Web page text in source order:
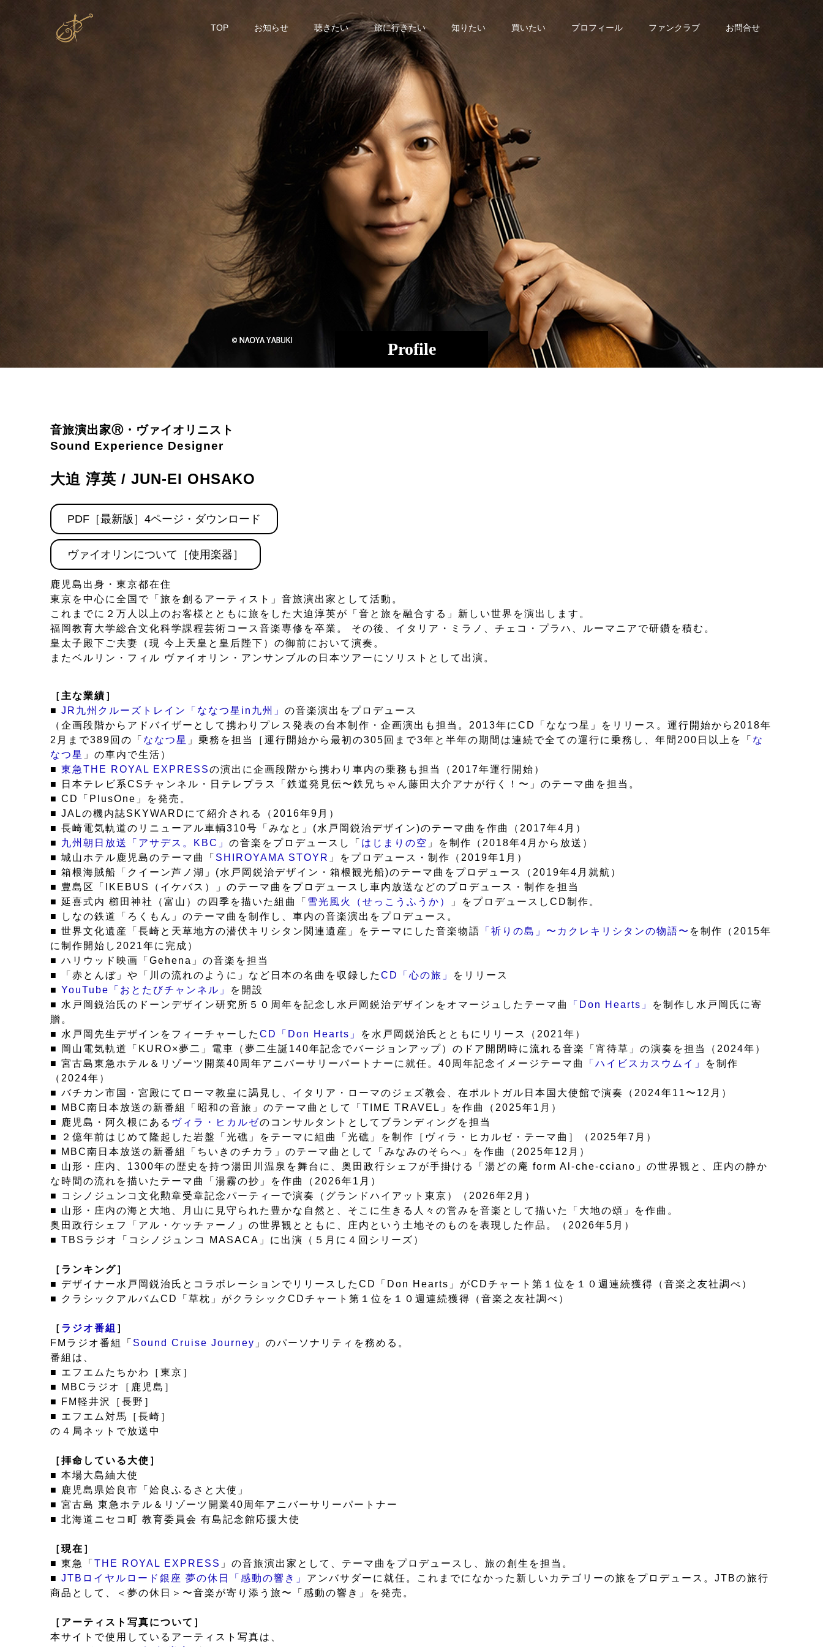
TOP お知らせ 聴きたい 旅に行きたい 知りたい 買いたい プロフィール ファンクラブ お問合せ
Profile
音旅演出家Ⓡ・ヴァイオリニスト
Sound Experience Designer
大迫 淳英 / JUN-EI OHSAKO
PDF［最新版］4ページ・ダウンロード
ヴァイオリンについて［使用楽器］
鹿児島出身・東京都在住
東京を中心に全国で「旅を創るアーティスト」音旅演出家として活動。
これまでに２万人以上のお客様とともに旅をした大迫淳英が「音と旅を融合する」新しい世界を演出します。
福岡教育大学総合文化科学課程芸術コース音楽専修を卒業。 その後、イタリア・ミラノ、チェコ・プラハ、ルーマニアで研鑽を積む。
皇太子殿下ご夫妻（現 今上天皇と皇后陛下）の御前において演奏。
またベルリン・フィル ヴァイオリン・アンサンブルの日本ツアーにソリストとして出演。
［主な業績］
■ JR九州クルーズトレイン「ななつ星in九州」 の音楽演出をプロデュース
（企画段階からアドバイザーとして携わりプレス発表の台本制作・企画演出も担当。2013年にCD「ななつ星」をリリース。運行開始から2018年
2月まで389回の「 ななつ星 」乗務を担当［運行開始から最初の305回まで3年と半年の期間は連続で全ての運行に乗務し、年間200日以上を「 な
なつ星 」の車内で生活）
■ 東急THE ROYAL EXPRESSの演出に企画段階から携わり車内の乗務も担当（2017年運行開始）
■ 日本テレビ系CSチャンネル・日テレプラス「鉄道発見伝〜鉄兄ちゃん藤田大介アナが行く！〜」のテーマ曲を担当。
■ CD「PlusOne」を発売。
■ JALの機内誌SKYWARDにて紹介される（2016年9月）
■ 長崎電気軌道のリニューアル車輌310号「みなと」(水戸岡鋭治デザイン)のテーマ曲を作曲（2017年4月）
■ 九州朝日放送「アサデス。KBC」 の音楽をプロデュースし「 はじまりの空 」を制作（2018年4月から放送）
■ 城山ホテル鹿児島のテーマ曲「 SHIROYAMA STOYR 」をプロデュース・制作（2019年1月）
■ 箱根海賊船「クイーン芦ノ湖」(水戸岡鋭治デザイン・箱根観光船)のテーマ曲をプロデュース（2019年4月就航）
■ 豊島区「IKEBUS（イケバス）」のテーマ曲をプロデュースし車内放送などのプロデュース・制作を担当
■ 延喜式内 櫛田神社（富山）の四季を描いた組曲「 雪光風火（せっこうふうか）
」をプロデュースしCD制作。
■ しなの鉄道「ろくもん」のテーマ曲を制作し、車内の音楽演出をプロデュース。
■ 世界文化遺産「長崎と天草地方の潜伏キリシタン関連遺産」をテーマにした音楽物語
「祈りの島」〜カクレキリシタンの物語〜 を制作（2015年
に制作開始し2021年に完成）
■ ハリウッド映画「Gehena」の音楽を担当
■ 「赤とんぼ」や「川の流れのように」など日本の名曲を収録した CD「心の旅」
をリリース
■ YouTube「おとたびチャンネル」
を開設
■ 水戸岡鋭治氏のドーンデザイン研究所５０周年を記念し水戸岡鋭治デザインをオマージュしたテーマ曲
「Don Hearts」
を制作し水戸岡氏に寄
贈。
■ 水戸岡先生デザインをフィーチャーした CD「Don Hearts」
を水戸岡鋭治氏とともにリリース（2021年）
■ 岡山電気軌道「KURO×夢二」電車（夢二生誕140年記念でバージョンアップ）のドア開閉時に流れる音楽「宵待草」の演奏を担当（2024年）
■ 宮古島東急ホテル＆リゾーツ開業40周年アニバーサリーパートナーに就任。40周年記念イメージテーマ曲
「ハイビスカスウムイ」
を制作
（2024年）
■ バチカン市国・宮殿にてローマ教皇に謁見し、イタリア・ローマのジェズ教会、在ポルトガル日本国大使館で演奏（2024年11〜12月）
■ MBC南日本放送の新番組「昭和の音旅」のテーマ曲として「TIME TRAVEL」を作曲（2025年1月）
■ 鹿児島・阿久根にある ヴィラ・ヒカルゼのコンサルタントとしてブランディングを担当
■ ２億年前はじめて隆起した岩盤「光礁」をテーマに組曲「光礁」を制作［ヴィラ・ヒカルゼ・テーマ曲］（2025年7月）
■ MBC南日本放送の新番組「ちいきのチカラ」のテーマ曲として「みなみのそらへ」を作曲（2025年12月）
■ 山形・庄内、1300年の歴史を持つ湯田川温泉を舞台に、奥田政行シェフが手掛ける「湯どの庵 form Al-che-cciano」の世界観と、庄内の静か
な時間の流れを描いたテーマ曲「湯霧の抄」を作曲（2026年1月）
■ コシノジュンコ文化勲章受章記念パーティーで演奏（グランドハイアット東京）（2026年2月）
■ 山形・庄内の海と大地、月山に見守られた豊かな自然と、そこに生きる人々の営みを音楽として描いた「大地の頌」を作曲。
奥田政行シェフ「アル・ケッチァーノ」の世界観とともに、庄内という土地そのものを表現した作品。（2026年5月）
■ TBSラジオ「コシノジュンコ MASACA」に出演（５月に４回シリーズ）
［ランキング］
■ デザイナー水戸岡鋭治氏とコラボレーションでリリースしたCD「Don Hearts」がCDチャート第１位を１０週連続獲得（音楽之友社調べ）
■ クラシックアルバムCD「草枕」がクラシックCDチャート第１位を１０週連続獲得（音楽之友社調べ）
［ ラジオ番組 ］
FMラジオ番組「 Sound Cruise Journey 」のパーソナリティを務める。
番組は、
■ エフエムたちかわ［東京］
■ MBCラジオ［鹿児島］
■ FM軽井沢［長野］
■ エフエム対馬［長崎］
の４局ネットで放送中
［拝命している大使］
■ 本場大島紬大使
■ 鹿児島県姶良市「姶良ふるさと大使」
■ 宮古島 東急ホテル＆リゾーツ開業40周年アニバーサリーパートナー
■ 北海道ニセコ町 教育委員会 有島記念館応援大使
［現在］
■ 東急「 THE ROYAL EXPRESS 」の音旅演出家として、テーマ曲をプロデュースし、旅の創生を担当。
■ JTBロイヤルロード銀座 夢の休日「感動の響き」 アンバサダーに就任。これまでになかった新しいカテゴリーの旅をプロデュース。JTBの旅行
商品として、＜夢の休日＞〜音楽が寄り添う旅〜「感動の響き」を発売。
［アーティスト写真について］
本サイトで使用しているアーティスト写真は、